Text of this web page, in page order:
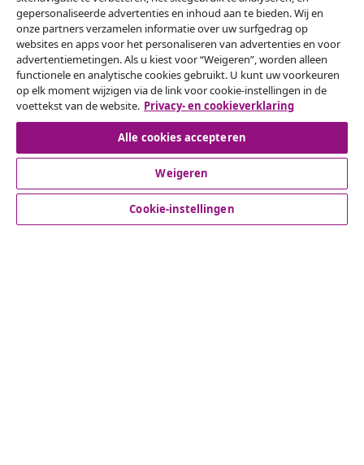
Herroeping van de overeenkomst
Een annulering voor je bestelling indienen
Herroeping van de overeenkomst
gepersonaliseerde advertenties en inhoud aan te bieden. Wij en
onze partners verzamelen informatie over uw surfgedrag op
websites en apps voor het personaliseren van advertenties en voor
advertentiemetingen. Als u kiest voor “Weigeren”, worden alleen
functionele en analytische cookies gebruikt. U kunt uw voorkeuren
op elk moment wijzigen via de link voor cookie-instellingen in de
voettekst van de website. Privacy- en cookieverklaring
Alle cookies accepteren
Weigeren
Cookie-instellingen